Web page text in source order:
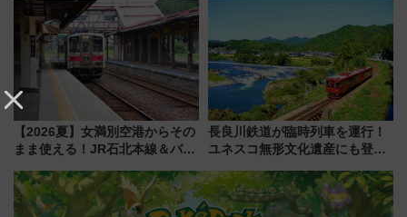
美旅「何もしない贅沢」を体験
してみない？
感じながら「ととのう」新感覚
【2026夏】女満別空港からその
まま使える！JR石北本線＆バス
ーパス」でおトクに道東観光
（8/3発売）
長良川鉄道が臨時列車を運行！
ユネスコ無形文化遺産にも登録
に 乗車には予約が必要